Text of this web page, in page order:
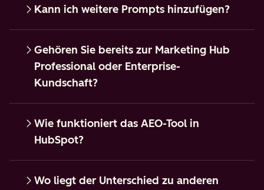
Kann ich weitere Prompts hinzufügen?
Gehören Sie bereits zur Marketing Hub
Professional oder Enterprise-
Kundschaft?
Wie funktioniert das AEO-Tool in
HubSpot?
Wo liegt der Unterschied zu anderen